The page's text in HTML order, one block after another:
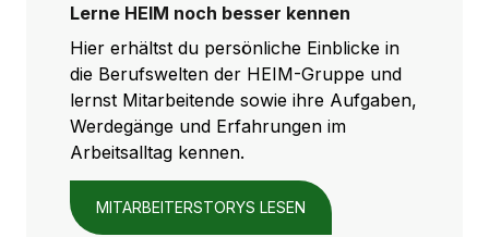
Lerne HEIM noch besser kennen
Hier erhältst du persönliche Einblicke in
die Berufswelten der HEIM-Gruppe und
lernst Mitarbeitende sowie ihre Aufgaben,
Werdegänge und Erfahrungen im
Arbeitsalltag kennen.
MITARBEITERSTORYS LESEN